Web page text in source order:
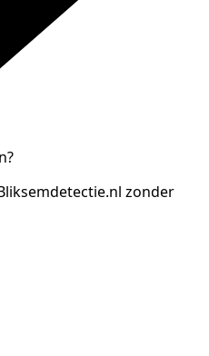
zonder